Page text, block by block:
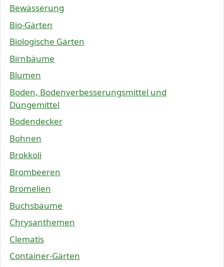
Bewässerung
Bio-Gärten
Biologische Gärten
Birnbäume
Blumen
Boden, Bodenverbesserungsmittel und
Düngemittel
Bodendecker
Bohnen
Brokkoli
Brombeeren
Bromelien
Buchsbäume
Chrysanthemen
Clematis
Container-Gärten